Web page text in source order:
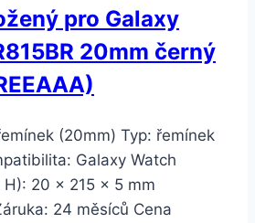
pro Galaxy
20mm černý
(20mm) Typ: řemínek
Galaxy Watch
H): 20 x 215 x 5 mm
24 měsíců Cena